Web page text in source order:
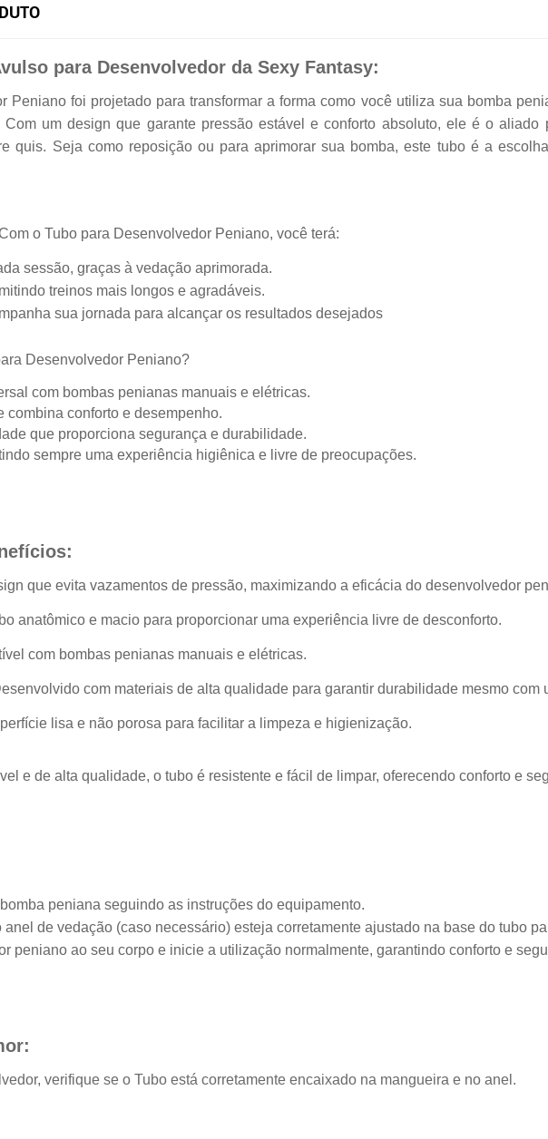
para Desenvolvedor da Sexy Fantasy:
Peniano foi projetado para transformar a forma como você utiliza sua bomba
Com um design que garante pressão estável e conforto absoluto, ele é o
quis. Seja como reposição ou para aprimorar sua bomba, este tubo é a
o Tubo para Desenvolvedor Peniano, você terá:
sessão, graças à vedação aprimorada.
treinos mais longos e agradáveis.
sua jornada para alcançar os resultados desejados
Desenvolvedor Peniano?
com bombas penianas manuais e elétricas.
combina conforto e desempenho.
que proporciona segurança e durabilidade.
sempre uma experiência higiênica e livre de preocupações.
que evita vazamentos de pressão, maximizando a eficácia do desenvolvedor
anatômico e macio para proporcionar uma experiência livre de desconforto.
com bombas penianas manuais e elétricas.
com materiais de alta qualidade para garantir durabilidade mesmo com
lisa e não porosa para facilitar a limpeza e higienização.
e de alta qualidade, o tubo é resistente e fácil de limpar, oferecendo conforto e
peniana seguindo as instruções do equipamento.
de vedação (caso necessário) esteja corretamente ajustado na base do tubo
peniano ao seu corpo e inicie a utilização normalmente, garantindo conforto e
verifique se o Tubo está corretamente encaixado na mangueira e no anel.